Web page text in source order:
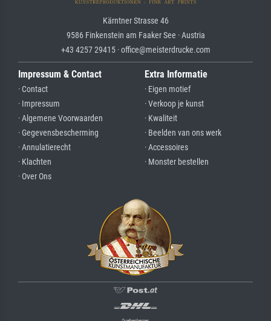
Kärntner Strasse 46
9586 Finkenstein am Faaker See · Austria
+43 4257 29415 · office@meisterdrucke.com
Impressum & Contact
· Contact
· Impressum
· Algemene Voorwaarden
· Gegevensbescherming
· Annulatierecht
· Klachten
· Over Ons
Extra Informatie
· Eigen motief
· Verkoop je kunst
· Kwaliteit
· Beelden van ons werk
· Accessoires
· Monster bestellen